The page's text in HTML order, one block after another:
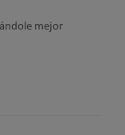
mejor